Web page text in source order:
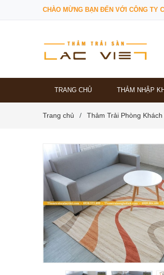
CHÀO MỪNG BẠN ĐẾN VỚI CÔNG TY
TRANG CHỦ THẢM NHẬP
Trang chủ / Thảm Trải Phòng